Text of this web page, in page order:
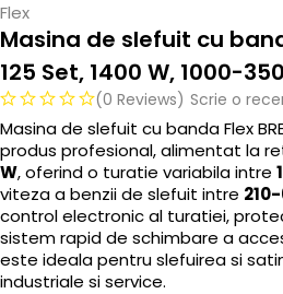
Flex
Masina de slefuit cu
125 Set, 1400 W, 1000-
(0 Reviews) Scrie o
Masina de slefuit cu banda Flex
produs profesional, alimentat la
W, oferind o turatie variabila intre
viteza a benzii de slefuit intre
control electronic al turatiei,
sistem rapid de schimbare a
este ideala pentru slefuirea si
industriale si service.